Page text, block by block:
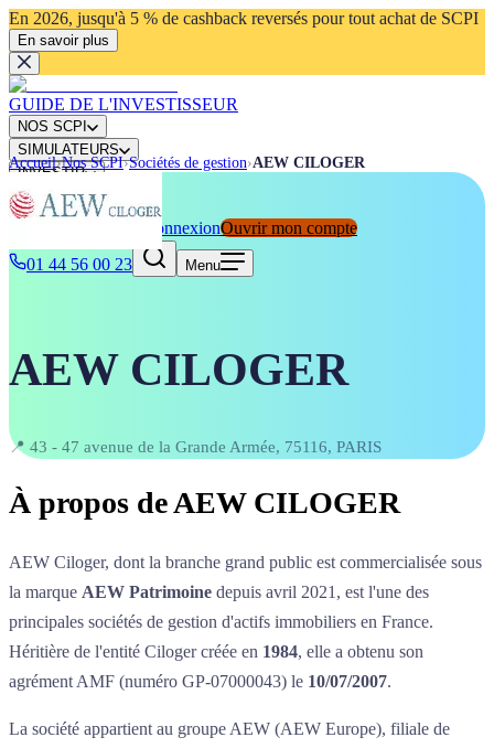
En 2026, jusqu'à 5 % de cashback reversés pour tout achat de SCPI
En savoir plus
GUIDE DE L'INVESTISSEUR
NOS SCPI
SIMULATEURS
INVESTIR
ACTUALITÉS
ConnexionOuvrir mon compte
01 44 56 00 23
Menu
Accueil›Nos SCPI›Sociétés de gestion›AEW CILOGER
AEW CILOGER
📍 43 - 47 avenue de la Grande Armée, 75116, PARIS
À propos deAEW CILOGER
AEW Ciloger, dont la branche grand public est commercialisée sous
la marque AEW Patrimoine depuis avril 2021, est l'une des
principales sociétés de gestion d'actifs immobiliers en France.
Héritière de l'entité Ciloger créée en 1984, elle a obtenu son
agrément AMF (numéro GP-07000043) le 10/07/2007.
La société appartient au groupe AEW (AEW Europe), filiale de